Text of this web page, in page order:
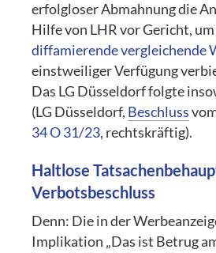
erfolgloser Abmahnung die
Hilfe von LHR vor Gericht,
diffamierende vergleichende
einstweiliger Verfügung
Das LG Düsseldorf folgte
(LG Düsseldorf, Beschluss
34 O 31/23, rechtskräftig).
Haltlose
Verbotsbeschluss
Denn: Die in der
Implikation „Das ist Betrug